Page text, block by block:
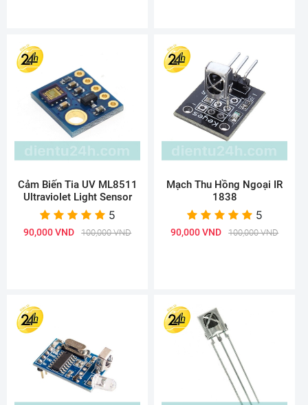
Cảm Biến Tia UV ML8511
Ultraviolet Light Sensor
5
90,000 VND 100,000 VND
Mạch Thu Hồng Ngoại IR
1838
5
90,000 VND 100,000 VND